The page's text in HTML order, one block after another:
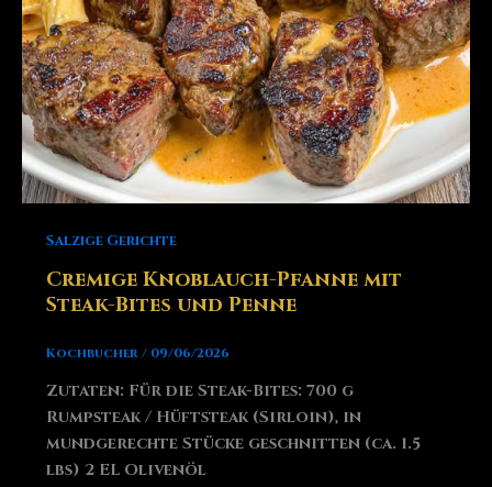
Salzige Gerichte
Cremige Knoblauch-Pfanne mit
Steak-Bites und Penne
Kochbucher/ 09/06/2026
Zutaten: Für die Steak-Bites: 700 g
Rumpsteak / Hüftsteak (Sirloin), in
mundgerechte Stücke geschnitten (ca. 1.5
lbs) 2 EL Olivenöl